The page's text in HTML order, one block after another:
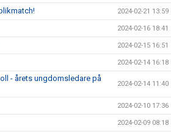
2024-02-21 13:59
2024-02-16 18:41
2024-02-15 16:51
2024-02-14 16:18
- årets ungdomsledare på
2024-02-14 11:40
2024-02-10 17:36
2024-02-09 08:18